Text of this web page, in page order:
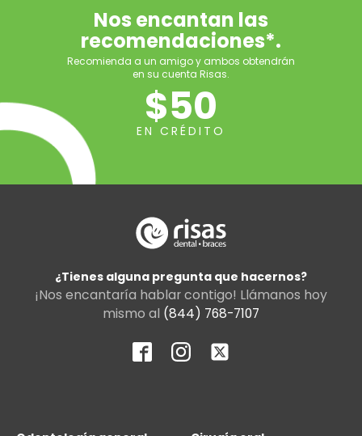
Nos encantan las
recomendaciones*.
Recomienda a un amigo y ambos obtendrán
en su cuenta Risas.
$50
EN CRÉDITO
¿Tienes alguna pregunta que hacernos?
¡Nos encantaría hablar contigo! Llámanos hoy
mismo al (844) 768-7107